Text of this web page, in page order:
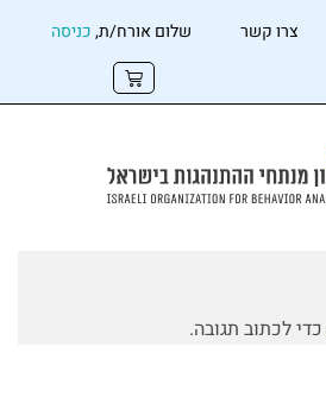
צרו קשר שלום אורח/ת,כניסה
כדי לכתוב תגובה.